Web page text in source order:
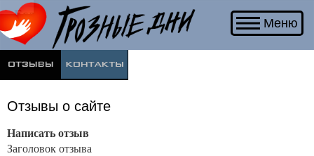
Если Вы
соприкоснулись с
войной и хотите
поделиться своим
напишите нам.
Меню
Отзывы о сайте
Написать отзыв
Заголовок отзыва